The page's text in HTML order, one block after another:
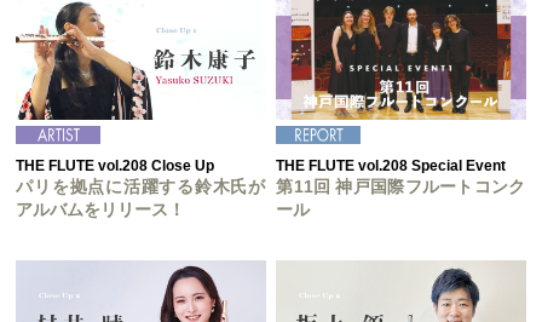
THE FLUTE vol.208 Close Up
パリを拠点に活躍する鈴木氏が
アルバムをリリース！
THE FLUTE vol.208 Special Event
第11回 神戸国際フルートコンク
ール